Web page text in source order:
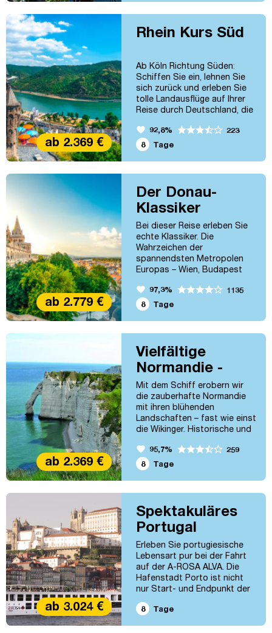
Rhein Kurs Süd
Ab Köln Richtung Süden:
Schiffen Sie ein, lehnen Sie
sich zurück und erleben Sie
tolle Landausflüge auf Ihrer
Reise durch Deutschland, die
Neben den schönen Städten
entlang des Rheins erwarten
Sie historische Burgen,
malerische Weinanbaugebiete
und romantische Ufer. Köln –
Basel – Köln
ab 2.369 €
favorite 92,8%
223
8
Tage
Der Donau-
Klassiker
Bei dieser Reise erleben Sie
echte Klassiker. Die
Wahrzeichen der
spannendsten Metropolen
Europas – Wien, Budapest
Sie. Auf Ihrer Reise in die
Herzen der Länder
Österreich, Ungarn und
Slowakei durchqueren Sie
unterschiedliche,
faszinierende Landschaften:
von Bergen bis hin zu
Tiefebenen. Genießen Sie die
Wien – Esztergom...
ab 2.779 €
favorite 97,3%
1135
8
Tage
Vielfältige
Normandie -
Erlebnis Seine
Mit dem Schiff erobern wir
die zauberhafte Normandie
mit ihren blühenden
Landschaften – fast wie einst
die Wikinger. Historische und
Rouen oder Giverny, verleihen
dieser Kreuzfahrt einen ganz
besonderen Charme. Zudem
wird Sie die Metropole Paris
verzaubern. Großraum Paris –
Rouen – Caudebec-en-Caux –
Les Andelys – Vernon –
Großraum Paris
ab 2.369 €
favorite 95,7%
259
8
Tage
Spektakuläres
Portugal
Erleben Sie portugiesische
Lebensart pur bei der Fahrt
auf der A-ROSA ALVA. Die
Hafenstadt Porto ist nicht
nur Start- und Endpunkt der
ein Highlight der Reise, die
ab 3.024 € 8 Tage